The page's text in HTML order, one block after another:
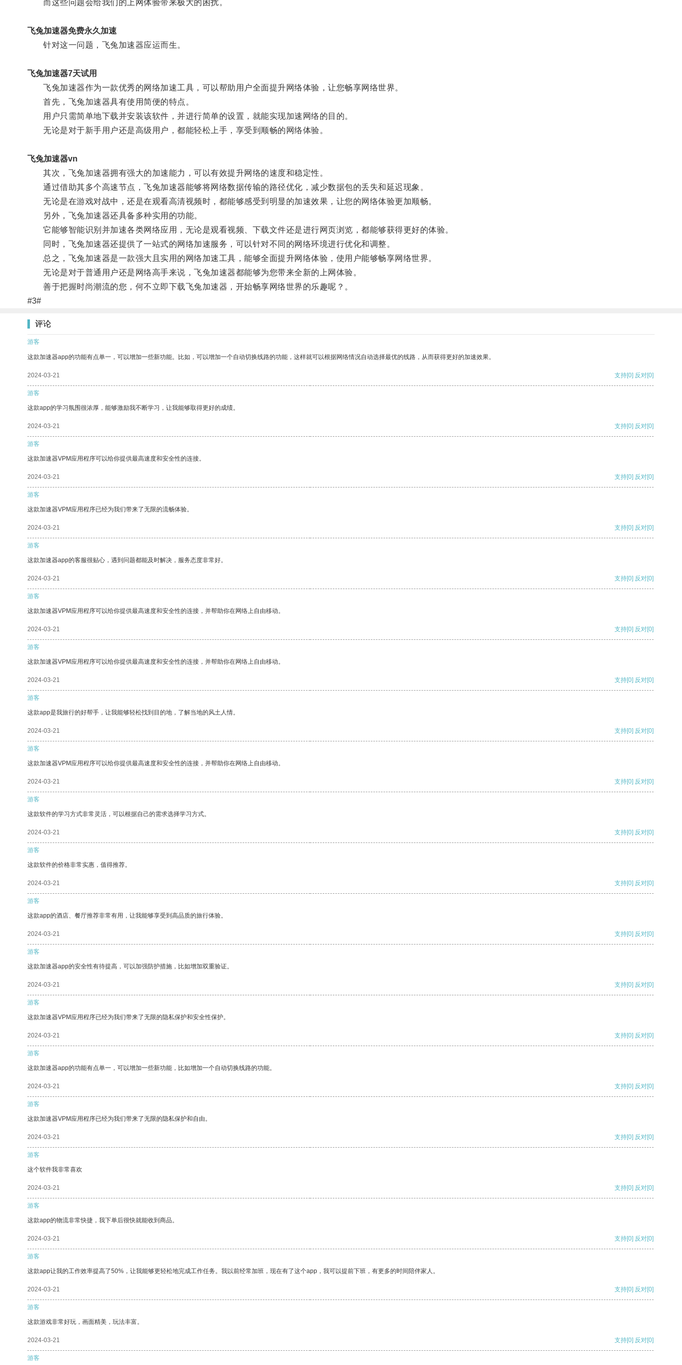
而这些问题会给我们的上网体验带来极大的困扰。
飞兔加速器免费永久加速
针对这一问题，飞兔加速器应运而生。
飞兔加速器7天试用
飞兔加速器作为一款优秀的网络加速工具，可以帮助用户全面提升网络体验，让您畅享网络世界。
首先，飞兔加速器具有使用简便的特点。
用户只需简单地下载并安装该软件，并进行简单的设置，就能实现加速网络的目的。
无论是对于新手用户还是高级用户，都能轻松上手，享受到顺畅的网络体验。
飞兔加速器vn
其次，飞兔加速器拥有强大的加速能力，可以有效提升网络的速度和稳定性。
通过借助其多个高速节点，飞兔加速器能够将网络数据传输的路径优化，减少数据包的丢失和延迟现象。
无论是在游戏对战中，还是在观看高清视频时，都能够感受到明显的加速效果，让您的网络体验更加顺畅。
另外，飞兔加速器还具备多种实用的功能。
它能够智能识别并加速各类网络应用，无论是观看视频、下载文件还是进行网页浏览，都能够获得更好的体验。
同时，飞兔加速器还提供了一站式的网络加速服务，可以针对不同的网络环境进行优化和调整。
总之，飞兔加速器是一款强大且实用的网络加速工具，能够全面提升网络体验，使用户能够畅享网络世界。
无论是对于普通用户还是网络高手来说，飞兔加速器都能够为您带来全新的上网体验。
善于把握时尚潮流的您，何不立即下载飞兔加速器，开始畅享网络世界的乐趣呢？。
#3#
评论
游客
这款加速器app的功能有点单一，可以增加一些新功能。比如，可以增加一个自动切换线路的功能，这样就可以根据网络情况自动选择最优的线路，从而获得更好的加速效果。
2024-03-21 支持[0] 反对[0]
游客
这款app的学习氛围很浓厚，能够激励我不断学习，让我能够取得更好的成绩。
2024-03-21 支持[0] 反对[0]
游客
这款加速器VPM应用程序可以给你提供最高速度和安全性的连接。
2024-03-21 支持[0] 反对[0]
游客
这款加速器VPM应用程序已经为我们带来了无限的流畅体验。
2024-03-21 支持[0] 反对[0]
游客
这款加速器app的客服很贴心，遇到问题都能及时解决，服务态度非常好。
2024-03-21 支持[0] 反对[0]
游客
这款加速器VPM应用程序可以给你提供最高速度和安全性的连接，并帮助你在网络上自由移动。
2024-03-21 支持[0] 反对[0]
游客
这款加速器VPM应用程序可以给你提供最高速度和安全性的连接，并帮助你在网络上自由移动。
2024-03-21 支持[0] 反对[0]
游客
这款app是我旅行的好帮手，让我能够轻松找到目的地，了解当地的风土人情。
2024-03-21 支持[0] 反对[0]
游客
这款加速器VPM应用程序可以给你提供最高速度和安全性的连接，并帮助你在网络上自由移动。
2024-03-21 支持[0] 反对[0]
游客
这款软件的学习方式非常灵活，可以根据自己的需求选择学习方式。
2024-03-21 支持[0] 反对[0]
游客
这款软件的价格非常实惠，值得推荐。
2024-03-21 支持[0] 反对[0]
游客
这款app的酒店、餐厅推荐非常有用，让我能够享受到高品质的旅行体验。
2024-03-21 支持[0] 反对[0]
游客
这款加速器app的安全性有待提高，可以加强防护措施，比如增加双重验证。
2024-03-21 支持[0] 反对[0]
游客
这款加速器VPM应用程序已经为我们带来了无限的隐私保护和安全性保护。
2024-03-21 支持[0] 反对[0]
游客
这款加速器app的功能有点单一，可以增加一些新功能，比如增加一个自动切换线路的功能。
2024-03-21 支持[0] 反对[0]
游客
这款加速器VPM应用程序已经为我们带来了无限的隐私保护和自由。
2024-03-21 支持[0] 反对[0]
游客
这个软件我非常喜欢
2024-03-21 支持[0] 反对[0]
游客
这款app的物流非常快捷，我下单后很快就能收到商品。
2024-03-21 支持[0] 反对[0]
游客
这款app让我的工作效率提高了50%，让我能够更轻松地完成工作任务。我以前经常加班，现在有了这个app，我可以提前下班，有更多的时间陪伴家人。
2024-03-21 支持[0] 反对[0]
游客
这款游戏非常好玩，画面精美，玩法丰富。
2024-03-21 支持[0] 反对[0]
游客